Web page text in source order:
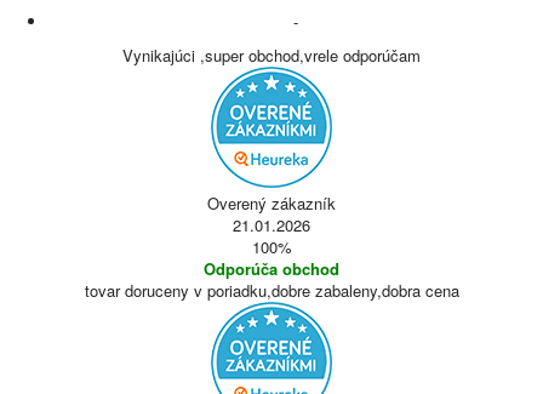
-
Vynikajúci ,super obchod,vrele odporúčam
Overený zákazník
21.01.2026
100%
Odporúča obchod
tovar doruceny v poriadku,dobre zabaleny,dobra cena